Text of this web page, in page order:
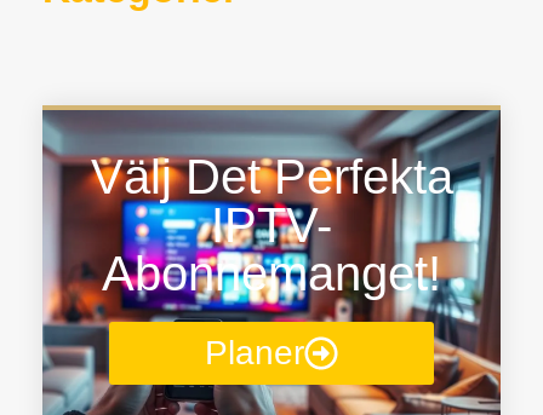
Välj Det Perfekta
IPTV-
Abonnemanget!
Planer